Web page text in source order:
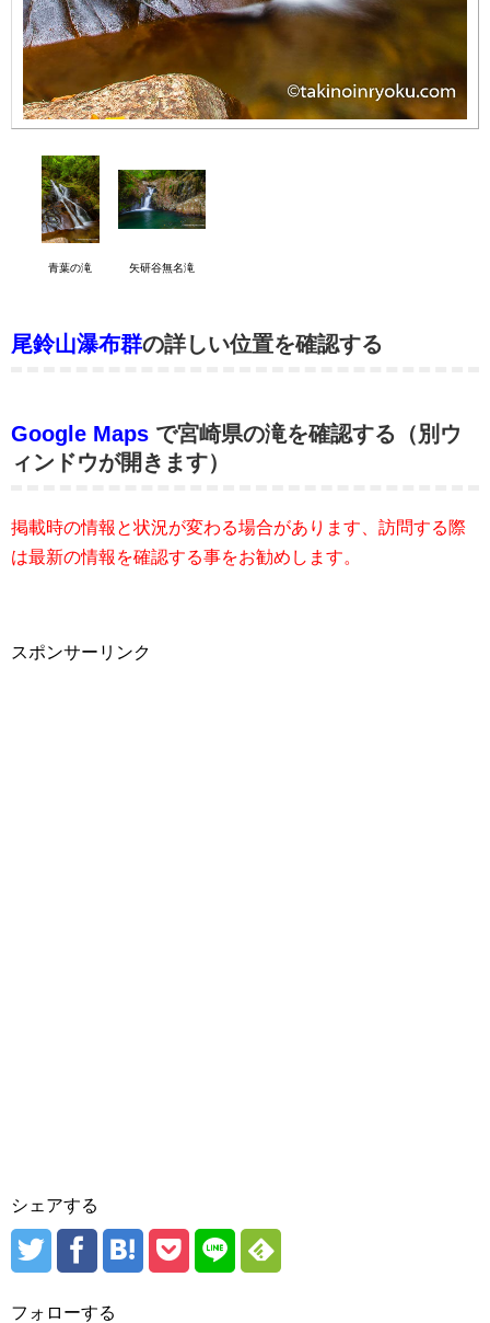
青葉の滝 矢研谷無名滝
尾鈴山瀑布群の詳しい位置を確認する
Google Maps で宮崎県の滝を確認する（別ウ
ィンドウが開きます）
掲載時の情報と状況が変わる場合があります、訪問する際
は最新の情報を確認する事をお勧めします。
スポンサーリンク
シェアする
フォローする